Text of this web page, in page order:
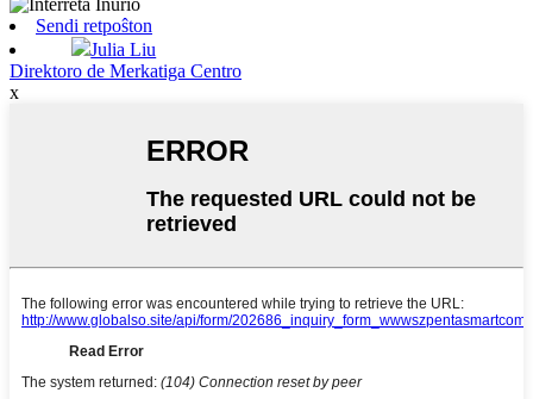
Sendi retpoŝton
Julia Liu
Direktoro de Merkatiga Centro
x